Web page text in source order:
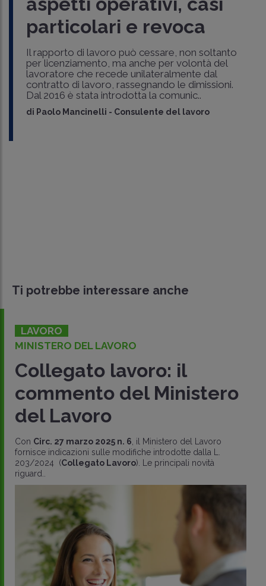
particolari e revoca
Il rapporto di lavoro può cessare, non soltanto
per licenziamento, ma anche per volontà del
lavoratore che recede unilateralmente dal
contratto di lavoro, rassegnando le dimissioni.
Dal 2016 è stata introdotta la comunic..
di Paolo Mancinelli - Consulente del lavoro
Ti potrebbe interessare anche
LAVORO
MINISTERO DEL LAVORO
Collegato lavoro: il
commento del Ministero
del Lavoro
Con Circ. 27 marzo 2025 n. 6 , il Ministero del Lavoro
fornisce indicazioni sulle modifiche introdotte dalla L.
203/2024 (Collegato Lavoro). Le principali novità
riguard..